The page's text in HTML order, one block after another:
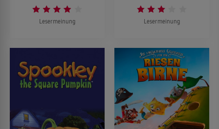
Lesermeinung Lesermeinung